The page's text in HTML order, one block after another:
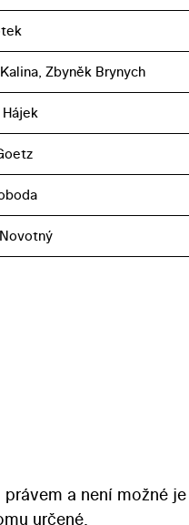
Zbyněk Brynych
a není možné
určené.